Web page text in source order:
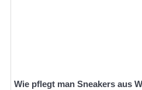
Wie pflegt man Sneakers aus